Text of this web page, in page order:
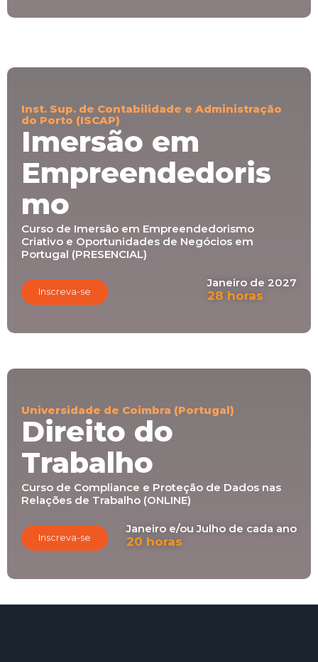
Inst. Sup. de Contabilidade e Administração
do Porto (ISCAP)
Imersão em
Empreendedoris
mo
Curso de Imersão em Empreendedorismo
Criativo e Oportunidades de Negócios em
Portugal (PRESENCIAL)
Inscreva-se
Janeiro de 2027
28 horas
Universidade de Coimbra (Portugal)
Direito do
Trabalho
Curso de Compliance e Proteção de Dados nas
Relações de Trabalho (ONLINE)
Inscreva-se
Janeiro e/ou Julho de cada ano
20 horas